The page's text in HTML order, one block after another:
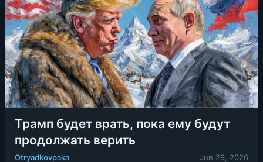
Трамп будет врать, пока ему будут
продолжать верить
Otryadkovpaka Jun 29, 2026